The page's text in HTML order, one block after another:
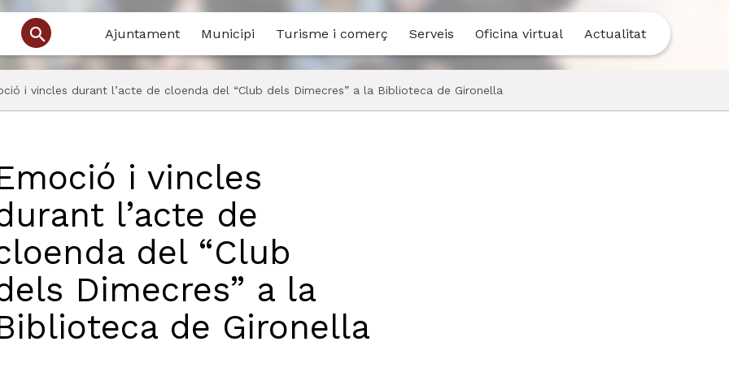
Ajuntament Municipi Turisme i comerç Serveis Oficina virtual Actualitat
i vincles durant l’acte de cloenda del “Club dels Dimecres” a la Biblioteca de Gironella
i vincles
l’acte de
del “Club
Dimecres” a la
de Gironella